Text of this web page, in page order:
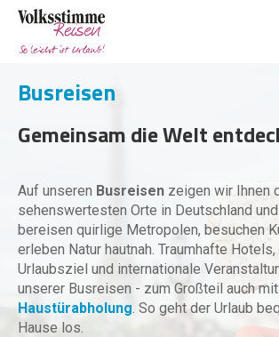
Busreisen
Gemeinsam die Welt
Auf unseren Busreisen zeigen wir Ihnen
sehenswertesten Orte in Deutschland und
bereisen quirlige Metropolen, besuchen
erleben Natur hautnah. Traumhafte
Urlaubsziel und internationale
unserer Busreisen - zum Großteil auch mit
Haustürabholung. So geht der Urlaub
Hause los.